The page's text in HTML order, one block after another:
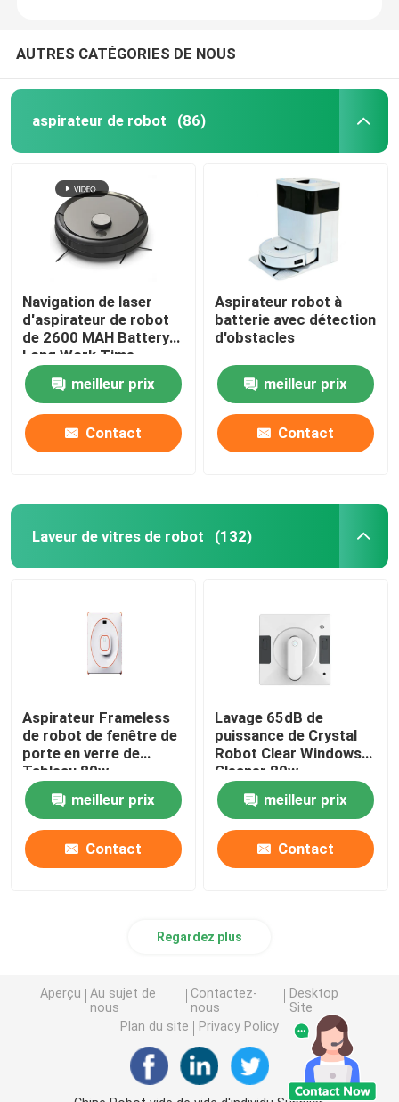
Robot de lavage de fenêtres efficace avec un niveau sonore inférieur à 65 dB
AUTRES CATÉGORIES DE NOUS
aspirateur de robot (86)
Navigation de laser
d'aspirateur de robot
de 2600 MAH Battery
Long Work Time
meilleur prix
Contact
Aspirateur robot à
batterie avec détection
d'obstacles
meilleur prix
Contact
Laveur de vitres de robot (132)
Aspirateur Frameless
de robot de fenêtre de
porte en verre de
Tableau 80w
meilleur prix
Contact
Lavage 65dB de
puissance de Crystal
Robot Clear Windows
Cleaner 80w
meilleur prix
Contact
Regardez plus
Aperçu
Au sujet de
nous
Contactez-
nous
Desktop
Site
Plan du site
Privacy Policy